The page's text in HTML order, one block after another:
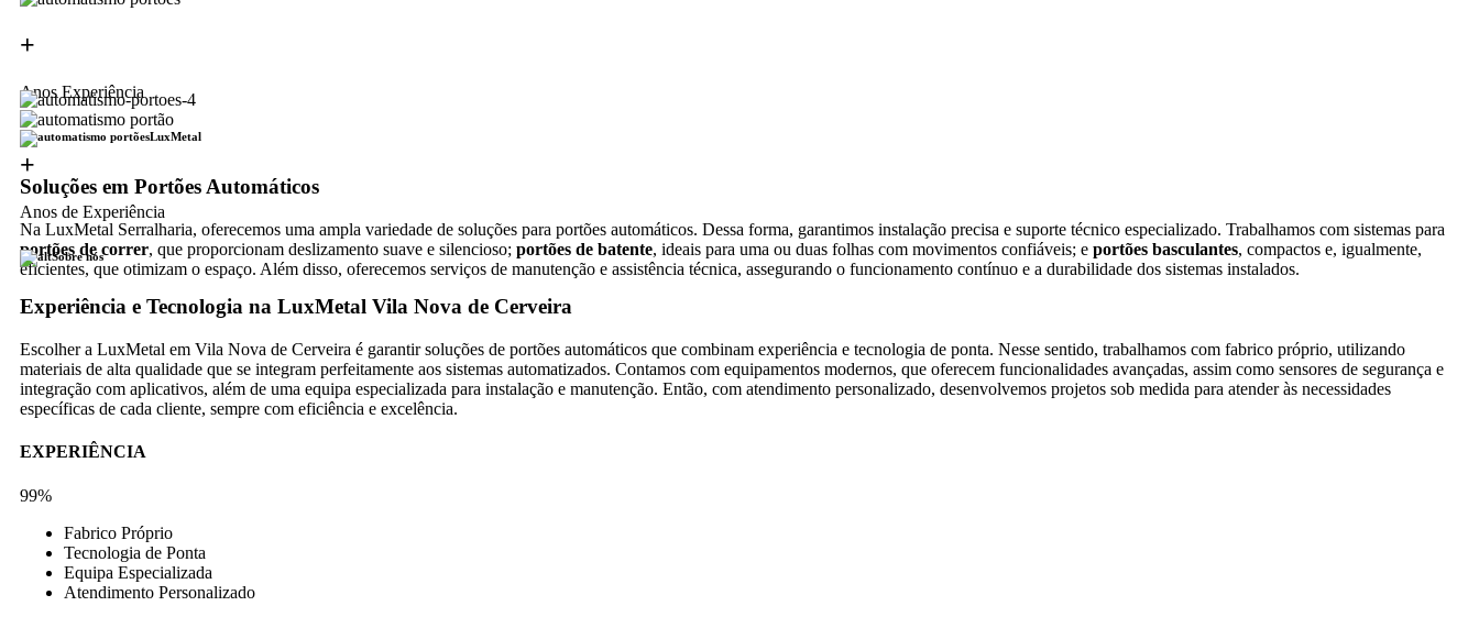
+
Anos Experiência
LuxMetal
Soluções em Portões Automáticos
Na LuxMetal Serralharia, oferecemos uma ampla variedade de soluções para portões automáticos. Dessa forma, garantimos instalação precisa e suporte técnico especializado. Trabalhamos com sistemas para
portões de correr, que proporcionam deslizamento suave e silencioso; portões de batente, ideais para uma ou duas folhas com movimentos confiáveis; e portões basculantes, compactos e, igualmente,
eficientes, que otimizam o espaço. Além disso, oferecemos serviços de manutenção e assistência técnica, assegurando o funcionamento contínuo e a durabilidade dos sistemas instalados.
+
Anos de Experiência
Sobre nós
Experiência e Tecnologia na LuxMetal Vila Nova de Cerveira
Escolher a LuxMetal em Vila Nova de Cerveira é garantir soluções de portões automáticos que combinam experiência e tecnologia de ponta. Nesse sentido, trabalhamos com fabrico próprio, utilizando
materiais de alta qualidade que se integram perfeitamente aos sistemas automatizados. Contamos com equipamentos modernos, que oferecem funcionalidades avançadas, assim como sensores de segurança e
integração com aplicativos, além de uma equipa especializada para instalação e manutenção. Então, com atendimento personalizado, desenvolvemos projetos sob medida para atender às necessidades
específicas de cada cliente, sempre com eficiência e excelência.
EXPERIÊNCIA
99%
Fabrico Próprio
Tecnologia de Ponta
Equipa Especializada
Atendimento Personalizado